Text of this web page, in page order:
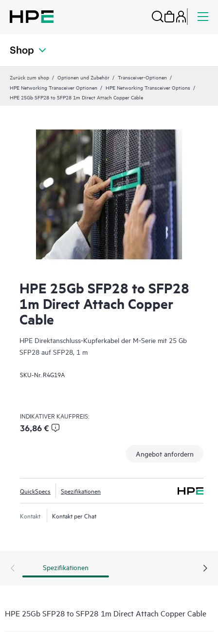
Shop
Zurück zum shop Optionen und Zubehör
Transceiver-Optionen
HPE Networking Transceiver Optionen
HPE Networking Transceiver Options
HPE 25Gb SFP28 to SFP28 1m Direct Attach Copper Cable
HPE 25Gb SFP28 to SFP28
1m Direct Attach Copper
Cable
HPE Direktanschluss-Kupferkabel der M-Serie mit 25 Gb
SFP28 auf SFP28, 1 m
SKU-Nr. R4G19A
INDIKATIVER KAUFPREIS:
36,86 €
Angebot anfordern
QuickSpecs Spezifikationen
Kontakt Kontakt per Chat
Spezifikationen
HPE 25Gb SFP28 to SFP28 1m Direct Attach Copper Cable